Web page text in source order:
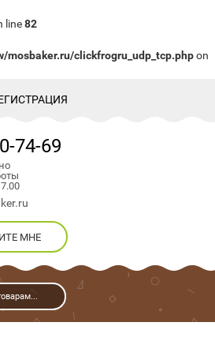
line82
mosbaker.ru/clickfrogru_udp_tcp.phpon
74-69
МНЕ